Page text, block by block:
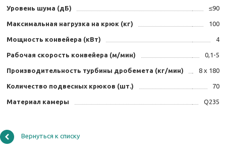
Уровень шума (дБ) ≤90
Максимальная нагрузка на крюк (кг) 100
Мощность конвейера (кВт) 4
Рабочая скорость конвейера (м/мин) 0,1-5
Производительность турбины дробемета (кг/мин) 8 х 180
Количество подвесных крюков (шт.) 70
Материал камеры Q235
Вернуться к списку